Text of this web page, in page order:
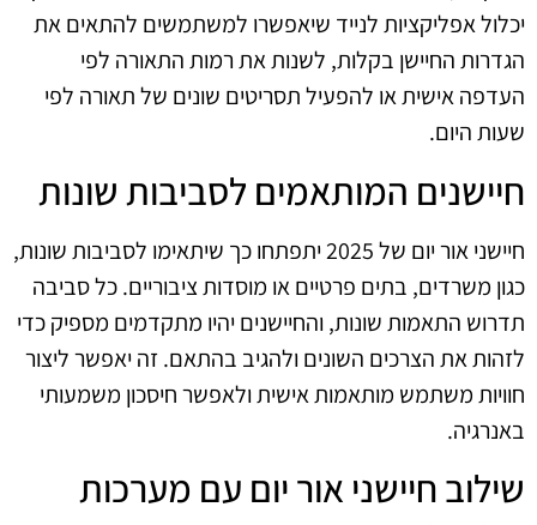
יכלול אפליקציות לנייד שיאפשרו למשתמשים להתאים את
הגדרות החיישן בקלות, לשנות את רמות התאורה לפי
העדפה אישית או להפעיל תסריטים שונים של תאורה לפי
שעות היום.
חיישנים המותאמים לסביבות שונות
חיישני אור יום של 2025 יתפתחו כך שיתאימו לסביבות שונות,
כגון משרדים, בתים פרטיים או מוסדות ציבוריים. כל סביבה
תדרוש התאמות שונות, והחיישנים יהיו מתקדמים מספיק כדי
לזהות את הצרכים השונים ולהגיב בהתאם. זה יאפשר ליצור
חוויות משתמש מותאמות אישית ולאפשר חיסכון משמעותי
באנרגיה.
שילוב חיישני אור יום עם מערכות